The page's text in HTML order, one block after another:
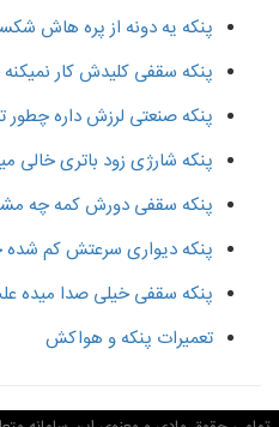
پنکه یه دونه از پره هاش
پنکه سقفی کلیدش کار نمیکنه
پنکه صنعتی لرزش داره چطور
پنکه شارژی زود باتری خالی
پنکه سقفی دورش کمه چه
پنکه دیواری سرعتش کم شده
پنکه سقفی خیلی صدا میده
تعمیرات پنکه و هواکش